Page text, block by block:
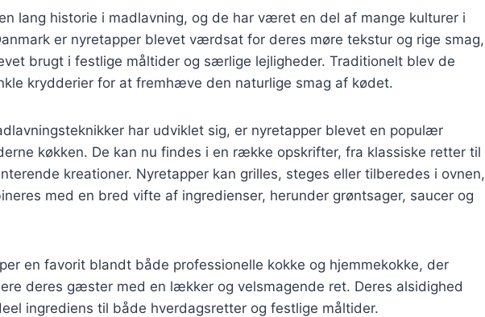
lang historie i madlavning, og de har været en del af mange kulturer i
er nyretapper blevet værdsat for deres møre tekstur og rige smag,
brugt i festlige måltider og særlige lejligheder. Traditionelt blev de
krydderier for at fremhæve den naturlige smag af kødet.
har udviklet sig, er nyretapper blevet en populær
køkken. De kan nu findes i en række opskrifter, fra klassiske retter til
kreationer. Nyretapper kan grilles, steges eller tilberedes i ovnen,
med en bred vifte af ingredienser, herunder grøntsager, saucer og
en favorit blandt både professionelle kokke og hjemmekokke, der
deres gæster med en lækker og velsmagende ret. Deres alsidighed
ingrediens til både hverdagsretter og festlige måltider.